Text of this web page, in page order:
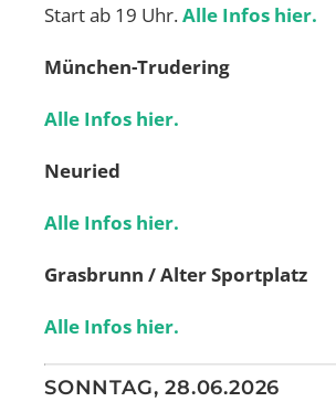
Start ab 19 Uhr.Alle Infos hier.
München-Trudering
Alle Infos hier.
Neuried
Alle Infos hier.
Grasbrunn / Alter Sportplatz
Alle Infos hier.
SONNTAG, 28.06.2026